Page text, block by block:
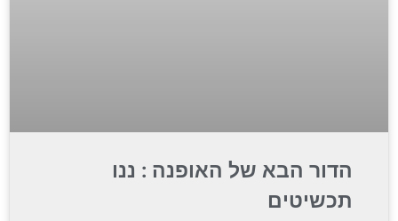
הדור הבא של האופנה : ננו
תכשיטים